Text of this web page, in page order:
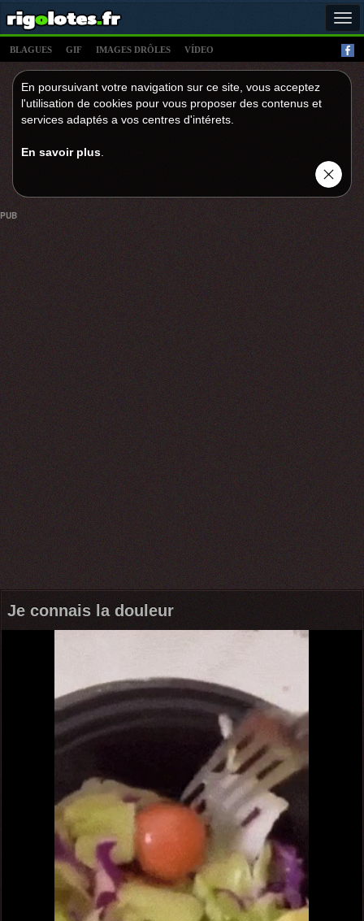
BLAGUES GIF IMAGES DRÔLES VÍDEO
En poursuivant votre navigation sur ce site, vous acceptez
l'utilisation de cookies pour vous proposer des contenus et
services adaptés a vos centres d'intérets.
En savoir plus
PUB
Je connais la douleur